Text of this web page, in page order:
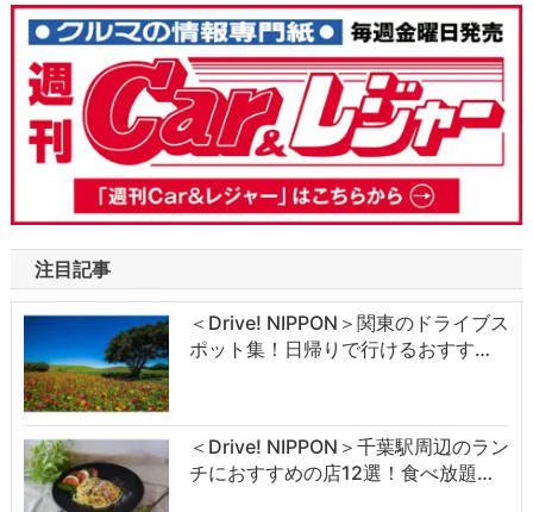
注目記事
＜Drive! NIPPON＞関東のドライブス
ポット集！日帰りで行けるおすす…
＜Drive! NIPPON＞千葉駅周辺のラン
チにおすすめの店12選！食べ放題…